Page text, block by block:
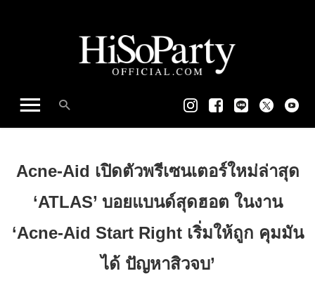
Acne-Aid เปิดตัวพรีเซนเตอร์ใหม่ล่าสุด
‘ATLAS’ บอยแบนด์สุดฮอต ในงาน
‘Acne-Aid Start Right เริ่มให้ถูก คุมมัน
ได้ ปัญหาสิวจบ’